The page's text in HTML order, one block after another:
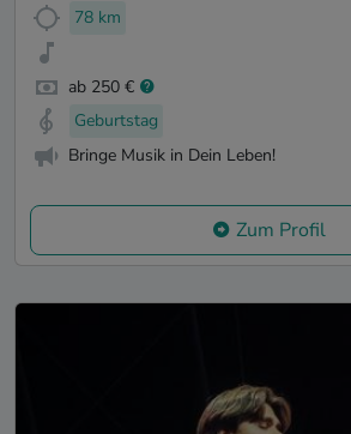
78 km
ab 250 €
Geburtstag
Bringe Musik in Dein Leben!
Zum Profil